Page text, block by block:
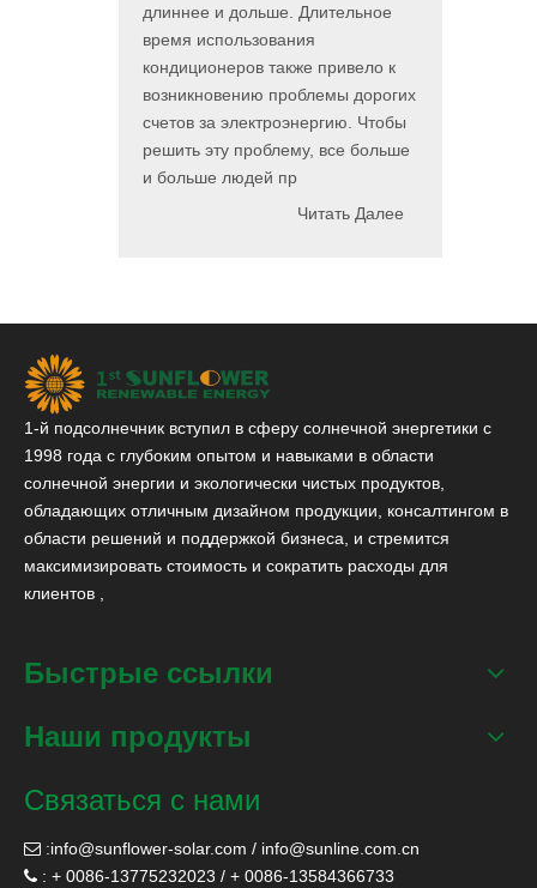
длиннее и дольше. Длительное
время использования
кондиционеров также привело к
возникновению проблемы дорогих
счетов за электроэнергию. Чтобы
решить эту проблему, все больше
и больше людей пр
Читать Далее
1-й подсолнечник вступил в сферу солнечной энергетики с
1998 года с глубоким опытом и навыками в области
солнечной энергии и экологически чистых продуктов,
обладающих отличным дизайном продукции, консалтингом в
области решений и поддержкой бизнеса, и стремится
максимизировать стоимость и сократить расходы для
клиентов ,
Быстрые ссылки
Наши продукты
Связаться с нами
 :info@sunflower-solar.com / info@sunline.com.cn
 : + 0086-13775232023 / + 0086-13584366733